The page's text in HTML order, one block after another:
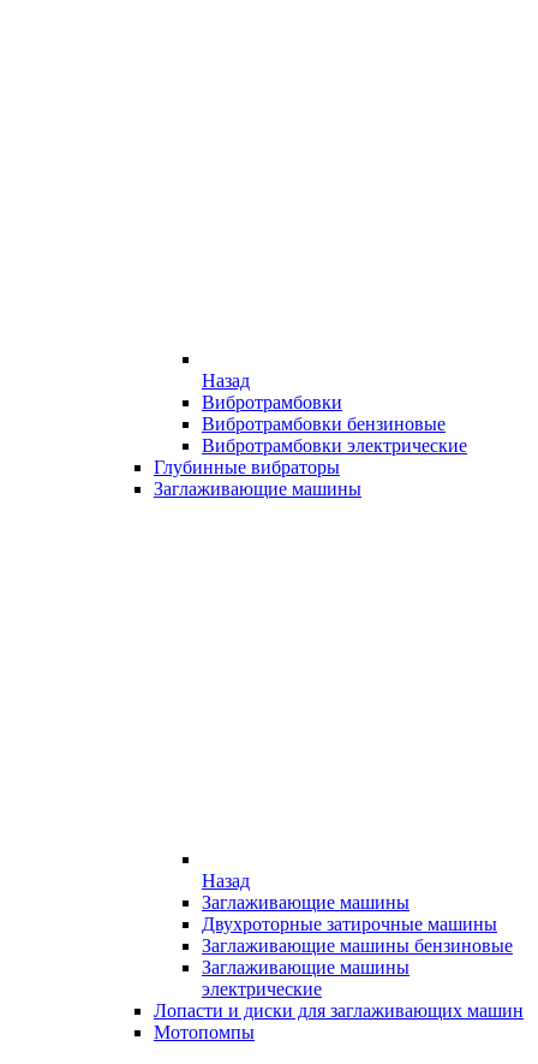
Назад
Вибротрамбовки
Вибротрамбовки бензиновые
Вибротрамбовки электрические
Глубинные вибраторы
Заглаживающие машины
Назад
Заглаживающие машины
Двухроторные затирочные машины
Заглаживающие машины бензиновые
Заглаживающие машины
электрические
Лопасти и диски для заглаживающих машин
Мотопомпы